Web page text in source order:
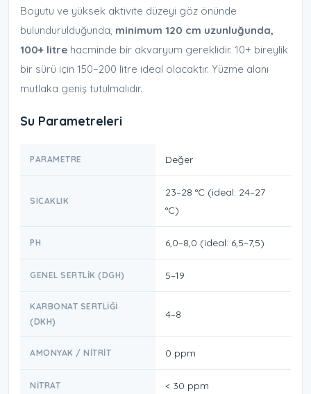
Boyutu ve yüksek aktivite düzeyi göz önünde
bulundurulduğunda, minimum 120 cm uzunluğunda,
100+ litre hacminde bir akvaryum gereklidir. 10+ bireylik
bir sürü için 150–200 litre ideal olacaktır. Yüzme alanı
mutlaka geniş tutulmalıdır.
Su Parametreleri
PARAMETRE Değer
SICAKLIK
23–28 °C (ideal: 24–27
°C)
PH 6,0–8,0 (ideal: 6,5–7,5)
GENEL SERTLIK (DGH) 5–19
KARBONAT SERTLIĞI
(DKH)
4–8
AMONYAK / NITRIT 0 ppm
NITRAT < 30 ppm